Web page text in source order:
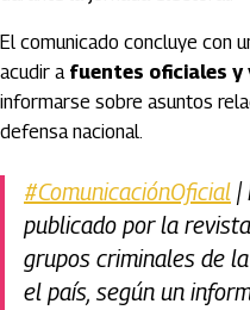
El comunicado concluye con
acudir a fuentes oficiales y
informarse sobre asuntos
defensa nacional.
#ComunicaciónOficial |
publicado por la
grupos criminales de
el país, según un